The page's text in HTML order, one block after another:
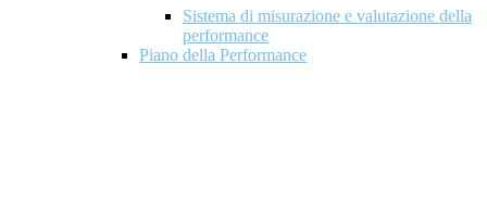
Sistema di misurazione e valutazione della
performance
Piano della Performance